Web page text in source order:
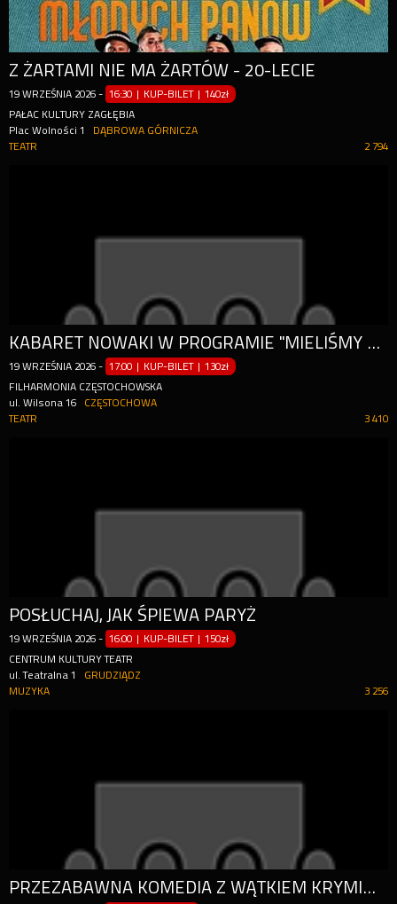
Z ŻARTAMI NIE MA ŻARTÓW - 20-LECIE
19 WRZEŚNIA 2026 - 16:30 | KUP-BILET |140zł
PAŁAC KULTURY ZAGŁĘBIA
Plac Wolności 1
DĄBROWA GÓRNICZA
2 794
TEATR
KABARET NOWAKI W PROGRAMIE "MIELIŚMY DO TEGO NIE WRACAĆ!"
19 WRZEŚNIA 2026 - 17:00 | KUP-BILET |130zł
FILHARMONIA CZĘSTOCHOWSKA
ul. Wilsona 16
CZĘSTOCHOWA
3 410
TEATR
POSŁUCHAJ, JAK ŚPIEWA PARYŻ
19 WRZEŚNIA 2026 - 16:00 | KUP-BILET |150zł
CENTRUM KULTURY TEATR
ul. Teatralna 1
GRUDZIĄDZ
3 256
MUZYKA
PRZEZABAWNA KOMEDIA Z WĄTKIEM KRYMINALNYM W TLE